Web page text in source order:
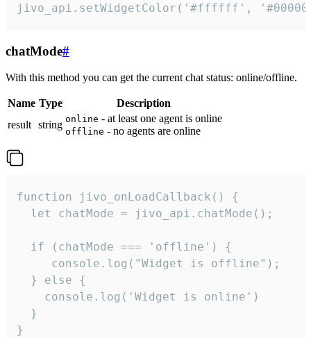
jivo_api.setWidgetColor('#ffffff',
chatMode#
With this method you can get the current chat status: online/offline.
Name Type
Description
result string online - at least one agent is online
offline - no agents are online
function jivo_onLoadCallback() {
  let chatMode = jivo_api.chatMode();
  if (chatMode === 'offline') {
     console.log("Widget is offline");
  } else {
    console.log('Widget is online')
  }
}